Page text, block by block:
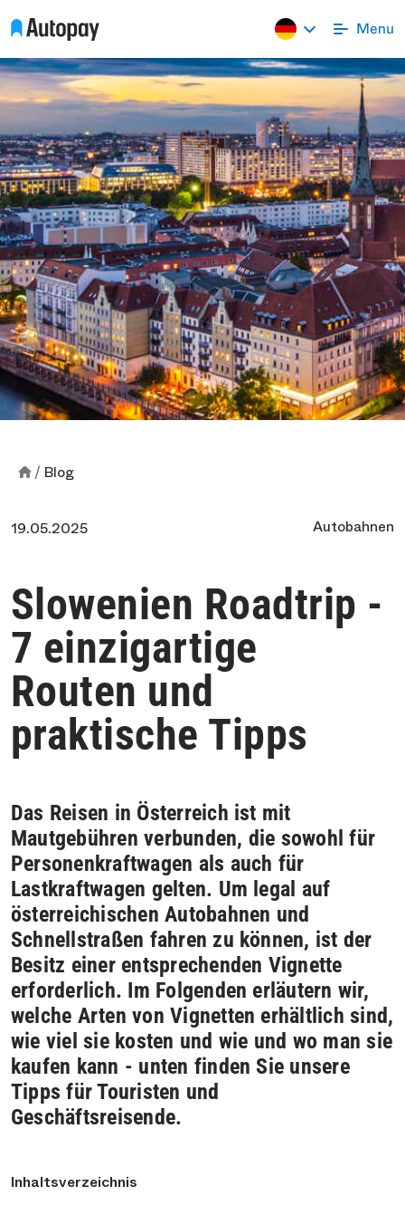
Blog
19.05.2025 Autobahnen
Slowenien Roadtrip -
7 einzigartige
Routen und
praktische Tipps
Das Reisen in Österreich ist mit
Mautgebühren verbunden, die sowohl für
Personenkraftwagen als auch für
Lastkraftwagen gelten. Um legal auf
österreichischen Autobahnen und
Schnellstraßen fahren zu können, ist der
Besitz einer entsprechenden Vignette
erforderlich. Im Folgenden erläutern wir,
welche Arten von Vignetten erhältlich sind,
wie viel sie kosten und wie und wo man sie
kaufen kann - unten finden Sie unsere
Tipps für Touristen und
Geschäftsreisende.
Inhaltsverzeichnis